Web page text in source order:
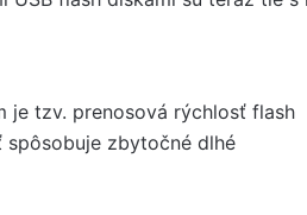
je tzv. prenosová rýchlosť flash
spôsobuje zbytočné dlhé